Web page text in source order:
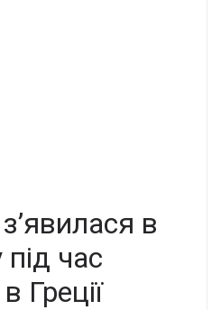
в
час
Греції